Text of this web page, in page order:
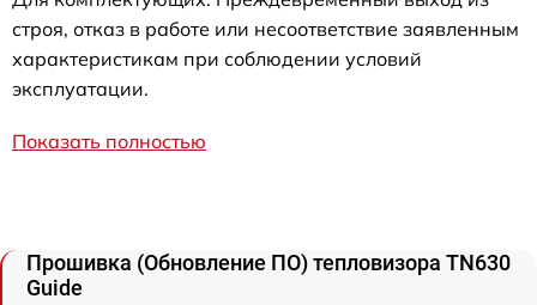
строя, отказ в работе или несоответствие заявленным
характеристикам при соблюдении условий
эксплуатации.
Показать полностью
Прошивка (Обновление ПО) тепловизора TN630
Guide